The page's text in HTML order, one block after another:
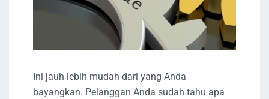
Ini jauh lebih mudah dari yang Anda
bayangkan. Pelanggan Anda sudah tahu apa